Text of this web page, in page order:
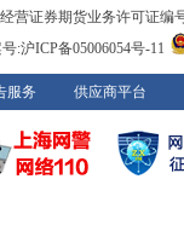
营证券期货业务许可证编
:沪ICP备05006054号-11
服务 供应商平台